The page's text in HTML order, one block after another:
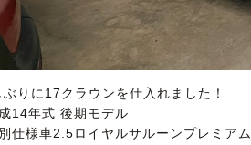
ぶりに17クラウンを仕入れました！
14年式 後期モデル
仕様車2.5ロイヤルサルーンプレミアム